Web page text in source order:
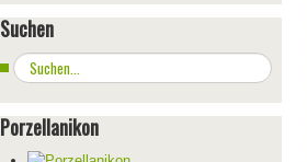
Suchen
Suchen
...
Porzellanikon